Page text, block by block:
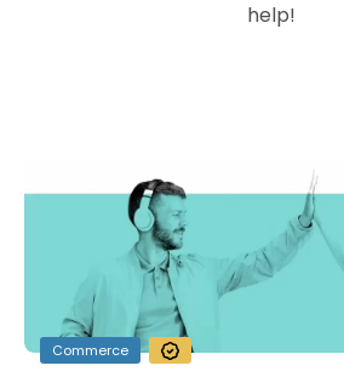
help!
Commerce